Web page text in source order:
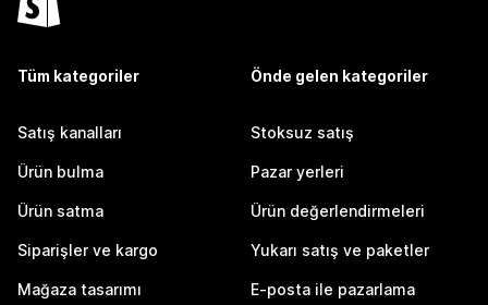
Tüm kategoriler
Satış kanalları
Ürün bulma
Ürün satma
Siparişler ve kargo
Mağaza tasarımı
Önde gelen kategoriler
Stoksuz satış
Pazar yerleri
Ürün değerlendirmeleri
Yukarı satış ve paketler
E-posta ile pazarlama